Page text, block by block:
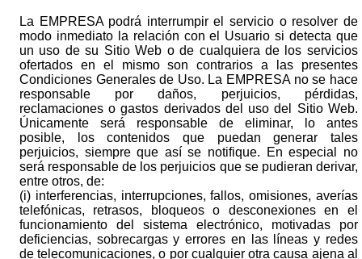
La EMPRESA podrá interrumpir el servicio o resolver de
modo inmediato la relación con el Usuario si detecta que
un uso de su Sitio Web o de cualquiera de los servicios
ofertados en el mismo son contrarios a las presentes
Condiciones Generales de Uso. La EMPRESA no se hace
responsable por daños, perjuicios, pérdidas,
reclamaciones o gastos derivados del uso del Sitio Web.
Únicamente será responsable de eliminar, lo antes
posible, los contenidos que puedan generar tales
perjuicios, siempre que así se notifique. En especial no
será responsable de los perjuicios que se pudieran derivar,
entre otros, de:
(i) interferencias, interrupciones, fallos, omisiones, averías
telefónicas, retrasos, bloqueos o desconexiones en el
funcionamiento del sistema electrónico, motivadas por
deficiencias, sobrecargas y errores en las líneas y redes
de telecomunicaciones, o por cualquier otra causa ajena al